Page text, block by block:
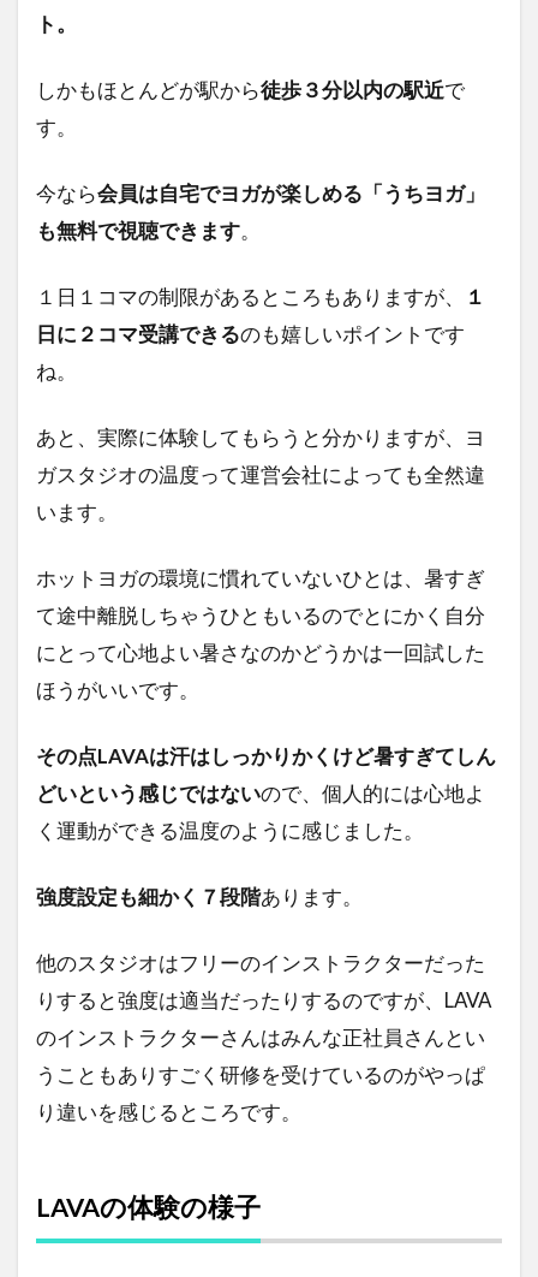
ト。
しかもほとんどが駅から徒歩３分以内の駅近で
す。
今なら会員は自宅でヨガが楽しめる「うちヨガ」
も無料で視聴できます。
１日１コマの制限があるところもありますが、
１
日に２コマ受講できるのも嬉しいポイントです
ね。
あと、実際に体験してもらうと分かりますが、ヨ
ガスタジオの温度って運営会社によっても全然違
います。
ホットヨガの環境に慣れていないひとは、暑すぎ
て途中離脱しちゃうひともいるのでとにかく自分
にとって心地よい暑さなのかどうかは一回試した
ほうがいいです。
その点LAVAは汗はしっかりかくけど暑すぎてしん
どいという感じではないので、個人的には心地よ
く運動ができる温度のように感じました。
強度設定も細かく７段階あります。
他のスタジオはフリーのインストラクターだった
りすると強度は適当だったりするのですが、LAVA
のインストラクターさんはみんな正社員さんとい
うこともありすごく研修を受けているのがやっぱ
り違いを感じるところです。
LAVAの体験の様子